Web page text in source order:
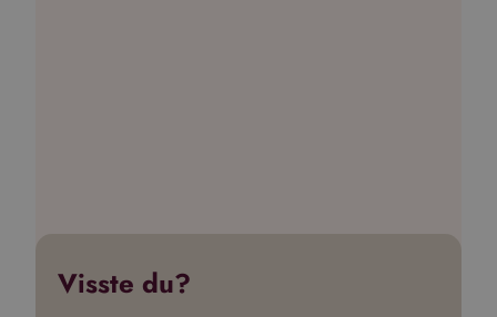
Visste du?